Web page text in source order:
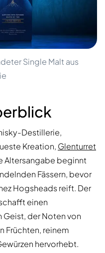
Single Malt aus
Destillerie,
Kreation, Glenturret
Altersangabe beginnt
Fässern, bevor
Hogsheads reift. Der
einen
der Noten von
Früchten, reinem
hervorhebt.